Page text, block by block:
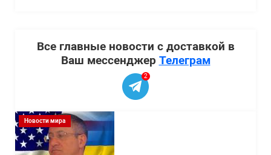
Все главные новости с доставкой в
Ваш мессенджер Телеграм
2
Новости мира